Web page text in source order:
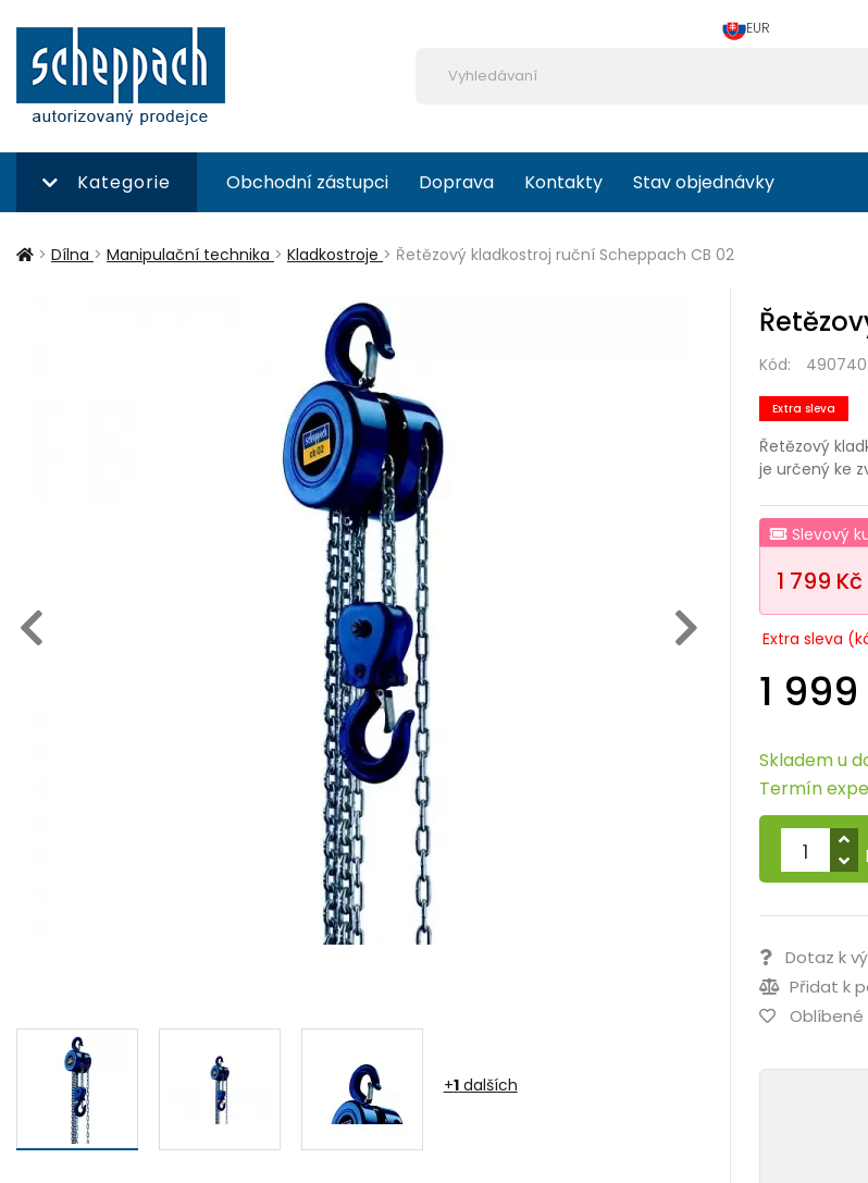
EUR
Kategorie Obchodní zástupci Doprava Kontakty Stav objednávky
> Dílna > Manipulační technika > Kladkostroje > Řetězový kladkostroj ruční Scheppach CB 02
+1dalších
Kód:
Extra sleva
Řetězový
je určený ke
Slevový
1 799 Kč
Extra sleva
1
Skladem u
Termín
Dotaz k
Přidat k
Oblíbené